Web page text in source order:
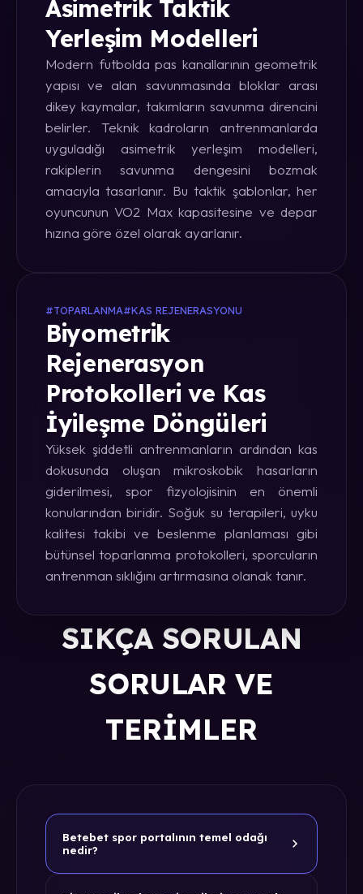
Asimetrik Taktik
Yerleşim Modelleri
Modern futbolda pas kanallarının geometrik
yapısı ve alan savunmasında bloklar arası
dikey kaymalar, takımların savunma direncini
belirler. Teknik kadroların antrenmanlarda
uyguladığı asimetrik yerleşim modelleri,
rakiplerin savunma dengesini bozmak
amacıyla tasarlanır. Bu taktik şablonlar, her
oyuncunun VO2 Max kapasitesine ve depar
hızına göre özel olarak ayarlanır.
#TOPARLANMA#KAS REJENERASYONU
Biyometrik
Rejenerasyon
Protokolleri ve Kas
İyileşme Döngüleri
Yüksek şiddetli antrenmanların ardından kas
dokusunda oluşan mikroskobik hasarların
giderilmesi, spor fizyolojisinin en önemli
konularından biridir. Soğuk su terapileri, uyku
kalitesi takibi ve beslenme planlaması gibi
bütünsel toparlanma protokolleri, sporcuların
antrenman sıklığını artırmasına olanak tanır.
SIKÇA SORULAN
SORULAR VE
TERIMLER
Betebet spor portalının temel odağı
nedir?